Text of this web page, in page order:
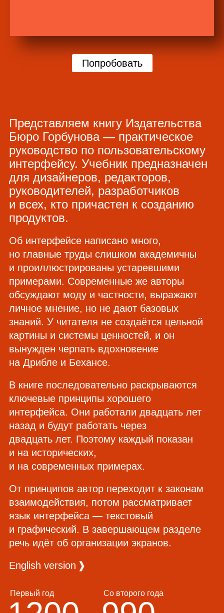
Попробовать
Представляем книгу Издательства
Бюро Горбунова — практическое
руководство по пользовательскому
интерфейсу. Учебник предназначен
для дизайнеров, редакторов,
руководителей, разработчиков
и всех, кто причастен к созданию
продуктов.
Об интерфейсе написано много,
но главные труды слишком академичны
и проиллюстрированы устаревшими
примерами. Современные же авторы
обсуждают моду и частности, выражают
личное мнение, но не дают базовых
знаний. У читателя не создаётся цельной
картины и системы ценностей, и он
вынужден черпать вдохновение
на Дрибле и Бехансе.
В книге последовательно раскрываются
ключевые принципы хорошего
интерфейса. Они работали двадцать лет
назад и будут работать через
двадцать лет. Поэтому каждый показан
и на исторических,
и на современных примерах.
От принципов автор переходит к законам
взаимодействия, потом рассматривает
язык интерфейса — текстовый
и графический. В завершающем разделе
речь идёт об организации экранов.
English version ❱
Первый год Со второго года